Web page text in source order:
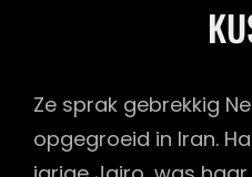
Ze sprak gebrekkig
opgegroeid in Iran.